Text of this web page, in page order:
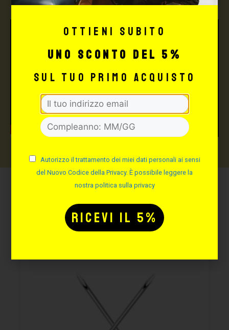
Potrebbe interessarti
anche:
Ottieni subito
uno sconto del 5%
sul tuo primo acquisto
Autorizzo il trattamento dei miei dati personali ai sensi
del Nuovo Codice della Privacy. È possibile leggere la
nostra politica sulla privacy